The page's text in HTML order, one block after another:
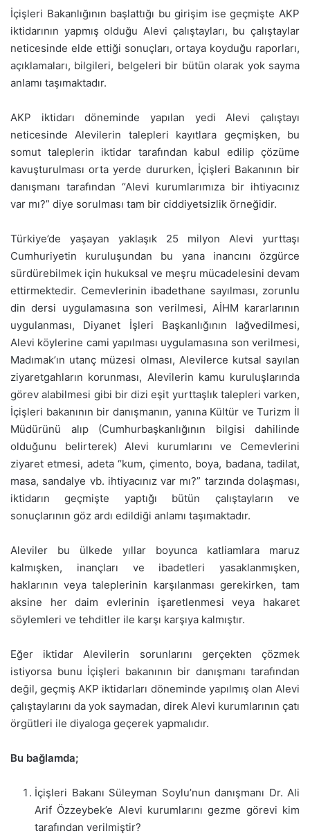
İçişleri Bakanlığının başlattığı bu girişim ise geçmişte AKP
iktidarının yapmış olduğu Alevi çalıştayları, bu çalıştaylar
neticesinde elde ettiği sonuçları, ortaya koyduğu raporları,
açıklamaları, bilgileri, belgeleri bir bütün olarak yok sayma
anlamı taşımaktadır.
AKP iktidarı döneminde yapılan yedi Alevi çalıştayı
neticesinde Alevilerin talepleri kayıtlara geçmişken, bu
somut taleplerin iktidar tarafından kabul edilip çözüme
kavuşturulması orta yerde dururken, İçişleri Bakanının bir
danışmanı tarafından “Alevi kurumlarımıza bir ihtiyacınız
var mı?” diye sorulması tam bir ciddiyetsizlik örneğidir.
Türkiye’de yaşayan yaklaşık 25 milyon Alevi yurttaşı
Cumhuriyetin kuruluşundan bu yana inancını özgürce
sürdürebilmek için hukuksal ve meşru mücadelesini devam
ettirmektedir. Cemevlerinin ibadethane sayılması, zorunlu
din dersi uygulamasına son verilmesi, AİHM kararlarının
uygulanması, Diyanet İşleri Başkanlığının lağvedilmesi,
Alevi köylerine cami yapılması uygulamasına son verilmesi,
Madımak’ın utanç müzesi olması, Alevilerce kutsal sayılan
ziyaretgahların korunması, Alevilerin kamu kuruluşlarında
görev alabilmesi gibi bir dizi eşit yurttaşlık talepleri varken,
İçişleri bakanının bir danışmanın, yanına Kültür ve Turizm İl
Müdürünü alıp (Cumhurbaşkanlığının bilgisi dahilinde
olduğunu belirterek) Alevi kurumlarını ve Cemevlerini
ziyaret etmesi, adeta “kum, çimento, boya, badana, tadilat,
masa, sandalye vb. ihtiyacınız var mı?” tarzında dolaşması,
iktidarın geçmişte yaptığı bütün çalıştayların ve
sonuçlarının göz ardı edildiği anlamı taşımaktadır.
Aleviler bu ülkede yıllar boyunca katliamlara maruz
kalmışken, inançları ve ibadetleri yasaklanmışken,
haklarının veya taleplerinin karşılanması gerekirken, tam
aksine her daim evlerinin işaretlenmesi veya hakaret
söylemleri ve tehditler ile karşı karşıya kalmıştır.
Eğer iktidar Alevilerin sorunlarını gerçekten çözmek
istiyorsa bunu İçişleri bakanının bir danışmanı tarafından
değil, geçmiş AKP iktidarları döneminde yapılmış olan Alevi
çalıştaylarını da yok saymadan, direk Alevi kurumlarının çatı
örgütleri ile diyaloga geçerek yapmalıdır.
Bu bağlamda;
İçişleri Bakanı Süleyman Soylu’nun danışmanı Dr. Ali
Arif Özzeybek’e Alevi kurumlarını gezme görevi kim
tarafından verilmiştir?